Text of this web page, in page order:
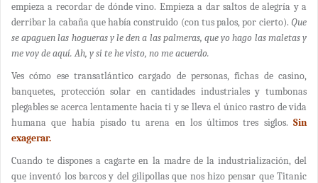
empieza a recordar de dónde vino. Empieza a dar saltos de alegría y a
derribar la cabaña que había construido (con tus palos, por cierto). Que
se apaguen las hogueras y le den a las palmeras, que yo hago las maletas y
me voy de aquí. Ah, y si te he visto, no me acuerdo.
Ves cómo ese transatlántico cargado de personas, fichas de casino,
banquetes, protección solar en cantidades industriales y tumbonas
plegables se acerca lentamente hacia ti y se lleva el único rastro de vida
humana que había pisado tu arena en los últimos tres siglos. Sin
exagerar.
Cuando te dispones a cagarte en la madre de la industrialización, del
que inventó los barcos y del gilipollas que nos hizo pensar que Titanic